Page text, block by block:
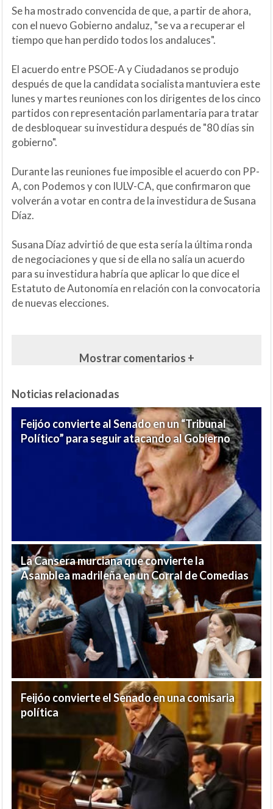
Se ha mostrado convencida de que, a partir de ahora,
con el nuevo Gobierno andaluz, "se va a recuperar el
tiempo que han perdido todos los andaluces".
El acuerdo entre PSOE-A y Ciudadanos se produjo
después de que la candidata socialista mantuviera este
lunes y martes reuniones con los dirigentes de los cinco
partidos con representación parlamentaria para tratar
de desbloquear su investidura después de "80 días sin
gobierno".
Durante las reuniones fue imposible el acuerdo con PP-
A, con Podemos y con IULV-CA, que confirmaron que
volverán a votar en contra de la investidura de Susana
Díaz.
Susana Díaz advirtió de que esta sería la última ronda
de negociaciones y que si de ella no salía un acuerdo
para su investidura habría que aplicar lo que dice el
Estatuto de Autonomía en relación con la convocatoria
de nuevas elecciones.
Mostrar comentarios +
Noticias relacionadas
Feijóo convierte al Senado en un “Tribunal
Político” para seguir atacando al Gobierno
La Cansera murciana que convierte la
Asamblea madrileña en un Corral de Comedias
Feijóo convierte el Senado en una comisaria
política